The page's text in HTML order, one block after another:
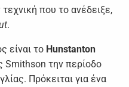
που το ανέδειξε,
.
είναι το Hunstanton
Smithson την περίοδο
Πρόκειται για ένα